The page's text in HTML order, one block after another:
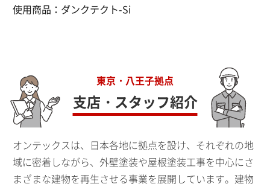
使用商品： ダンクテクト-Si
東京・八王子拠点
支店・スタッフ紹介
オンテックスは、日本各地に拠点を設け、それぞれの地
域に密着しながら、外壁塗装や屋根塗装工事を中心にさ
まざまな建物を再生させる事業を展開しています。建物